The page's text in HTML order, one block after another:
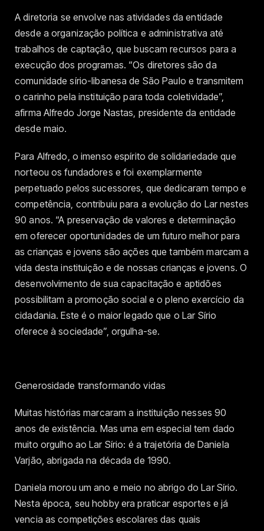
A diretoria se envolve nas atividades da entidade
desde a organização política e administrativa até
trabalhos de captação, que buscam recursos para a
execução dos programas. “Os diretores são da
comunidade sírio-libanesa de São Paulo e transmitem
o carinho pela instituição para toda coletividade”,
afirma Alfredo Jorge Nastas, presidente da entidade
desde maio.
Para Alfredo, o imenso espírito de solidariedade que
norteou os fundadores e foi exemplarmente
perpetuado pelos sucessores, que dedicaram tempo e
competência, contribuiu para a evolução do Lar nestes
90 anos. “A preservação de valores e determinação
em oferecer oportunidades de um futuro melhor para
as crianças e jovens são ações que também marcam a
vida desta instituição e de nossas crianças e jovens. O
desenvolvimento de sua capacitação e aptidões
possibilitam a promoção social e o pleno exercício da
cidadania. Este é o maior legado que o Lar Sírio
oferece à sociedade”, orgulha-se.
Generosidade transformando vidas
Muitas histórias marcaram a instituição nesses 90
anos de existência. Mas uma em especial tem dado
muito orgulho ao Lar Sírio: é a trajetória de Daniela
Varjão, abrigada na década de 1990.
Daniela morou um ano e meio no abrigo do Lar Sírio.
Nesta época, seu hobby era praticar esportes e já
vencia as competições escolares das quais